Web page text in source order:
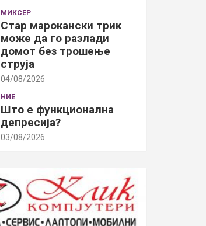
МИКСЕР
Стар марокански трик
може да го разлади
домот без трошење
струја
04/08/2026
НИЕ
Што е функционална
депресија?
03/08/2026